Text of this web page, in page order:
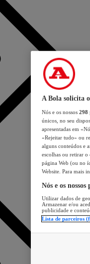
A Bola solicita
Nós e os nossos 298
únicos, no seu
apresentadas em
«Rejeitar tudo» ou
alguns conteúdos e
escolhas ou retirar
página Web (ou no
Website. Para mais
Nós e os
Utilizar dados de
Armazenar e/ou
publicidade e
Lista de parceiros